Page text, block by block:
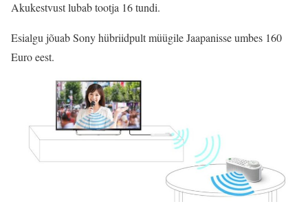
Akukestvust lubab tootja 16 tundi.
Esialgu jõuab Sony hübriidpult müügile Jaapanisse umbes 160
Euro eest.